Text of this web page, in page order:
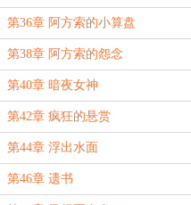
第36章 阿方索的小算盘
第38章 阿方索的怨念
第40章 暗夜女神
第42章 疯狂的悬赏
第44章 浮出水面
第46章 遗书